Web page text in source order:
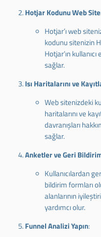
Hotjar Kodunu Web
Hotjar’ı web
kodunu sitenizin
Hotjar’ın
sağlar.
Isı Haritalarını ve
Web sitenizdeki
haritalarını ve
davranışları
sağlar.
Anketler ve Geri
Kullanıcılardan
bildirim formları
alanlarının
yardımcı olur.
Funnel Analizi Yapın: